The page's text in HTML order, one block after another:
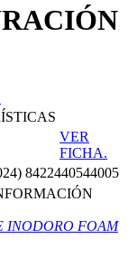
VER
FICHA.
8422440544005
INODORO FOAM